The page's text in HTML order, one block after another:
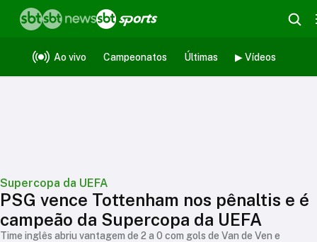
Ao vivo Campeonatos Últimas ▶ Vídeos
Supercopa da UEFA
PSG vence Tottenham nos pênaltis e é
campeão da Supercopa da UEFA
Time inglês abriu vantagem de 2 a 0 com gols de Van de Ven e